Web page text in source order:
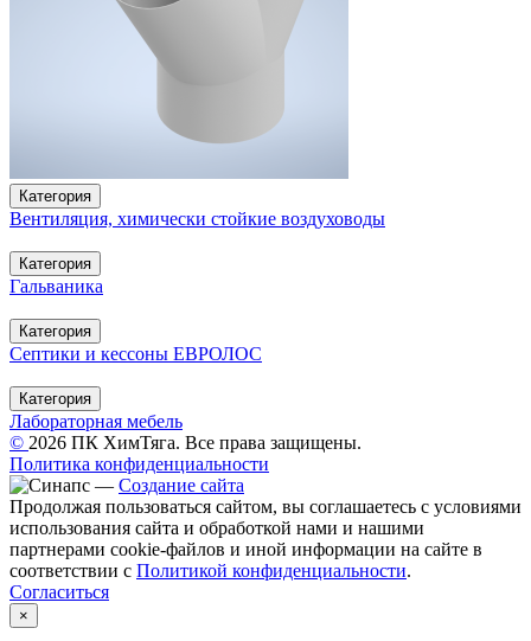
Категория
Вентиляция, химически стойкие воздуховоды
Категория
Гальваника
Категория
Септики и кессоны ЕВРОЛОС
Категория
Лабораторная мебель
© 2026 ПК ХимТяга. Все права защищены.
Политика конфиденциальности
— Создание сайта
Продолжая пользоваться сайтом, вы соглашаетесь с условиями
использования сайта и обработкой нами и нашими
партнерами cookie-файлов и иной информации на сайте в
соответствии с Политикой конфиденциальности.
Согласиться
×